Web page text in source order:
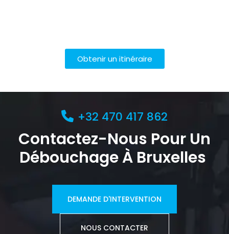
Obtenir un itinéraire
+32 470 417 862
Contactez-Nous Pour Un
Débouchage À Bruxelles
DEMANDE D'INTERVENTION
NOUS CONTACTER